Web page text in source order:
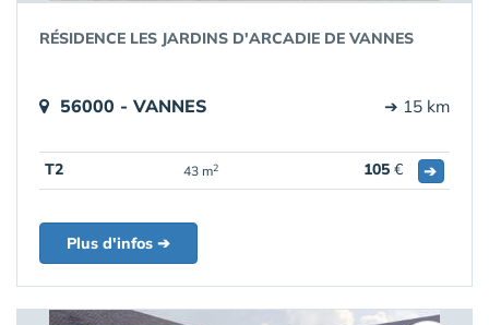
RÉSIDENCE LES JARDINS D'ARCADIE DE VANNES
56000 - VANNES ➔ 15 km
T2 43 m2 105 € ➔
Plus d'infos ➔